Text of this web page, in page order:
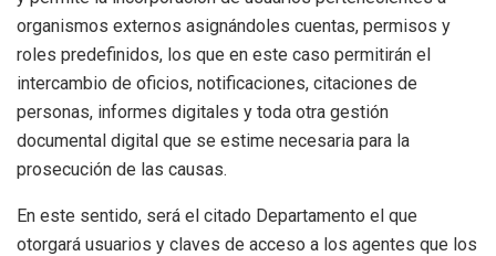
organismos externos asignándoles cuentas, permisos y
roles predefinidos, los que en este caso permitirán el
intercambio de oficios, notificaciones, citaciones de
personas, informes digitales y toda otra gestión
documental digital que se estime necesaria para la
prosecución de las causas.
En este sentido, será el citado Departamento el que
otorgará usuarios y claves de acceso a los agentes que los